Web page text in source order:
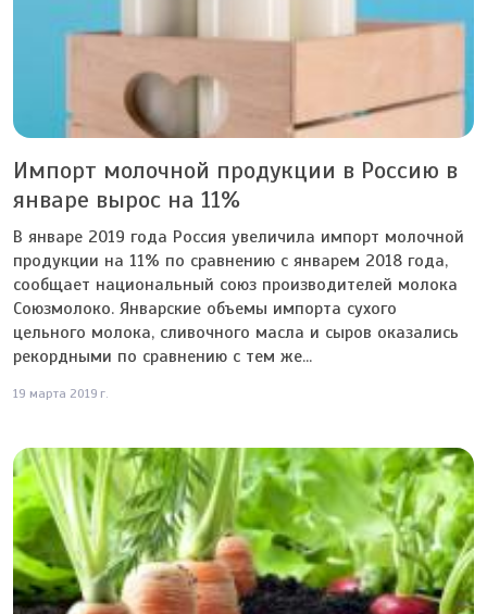
Импорт молочной продукции в Россию в
январе вырос на 11%
В январе 2019 года Россия увеличила импорт молочной
продукции на 11% по сравнению с январем 2018 года,
сообщает национальный союз производителей молока
Союзмолоко. Январские объемы импорта сухого
цельного молока, сливочного масла и сыров оказались
рекордными по сравнению с тем же...
19 марта 2019 г.